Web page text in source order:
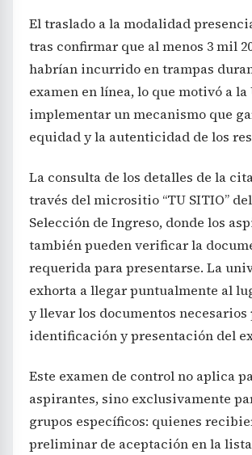
El traslado a la modalidad
tras confirmar que al menos 3 mil
habrían incurrido en trampas
examen en línea, lo que motivó a la
implementar un mecanismo que
equidad y la autenticidad de los
La consulta de los detalles de la
través del micrositio “TU SITIO”
Selección de Ingreso, donde los
también pueden verificar la
requerida para presentarse. La
exhorta a llegar puntualmente al
y llevar los documentos necesarios
identificación y presentación del
Este examen de control no aplica
aspirantes, sino exclusivamente
grupos específicos: quienes
preliminar de aceptación en la